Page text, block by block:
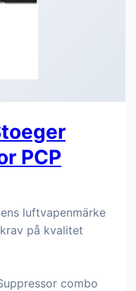
PCP
luftvapenmärke
på kvalitet
combo